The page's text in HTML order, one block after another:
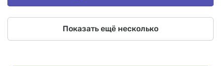
Показать ещё несколько